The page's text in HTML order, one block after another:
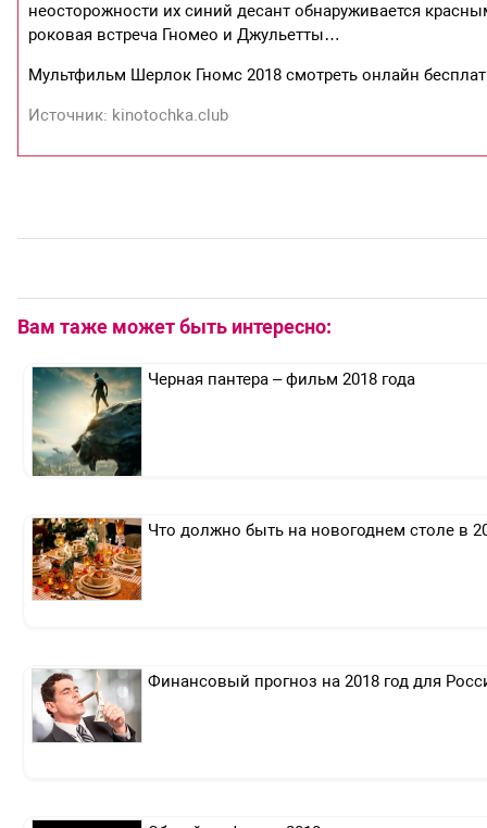
неосторожности их синий десант обнаруживается
роковая встреча Гномео и Джульетты…
Мультфильм Шерлок Гномс 2018 смотреть онлайн
Источник: kinotochka.club
Вам таже может быть интересно:
Черная пантера – фильм 2018 года
Что должно быть на новогоднем столе в
Финансовый прогноз на 2018 год для